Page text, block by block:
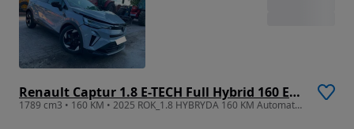
Renault Captur 1.8 E-TECH Full Hybrid 160 Esprit Alpine
1789 cm3 • 160 KM • 2025 ROK_1.8 HYBRYDA 160 KM Automat_Niski przebieg_BOGATY_Nowy Model